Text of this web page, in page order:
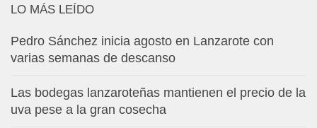
LO MÁS LEÍDO
Pedro Sánchez inicia agosto en Lanzarote con
varias semanas de descanso
Las bodegas lanzaroteñas mantienen el precio de la
uva pese a la gran cosecha